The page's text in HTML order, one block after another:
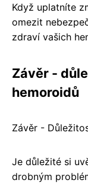
Když uplatníte
omezit
zdraví vašich
Závěr -
hemoroidů
Závěr -
Je důležité si
drobným